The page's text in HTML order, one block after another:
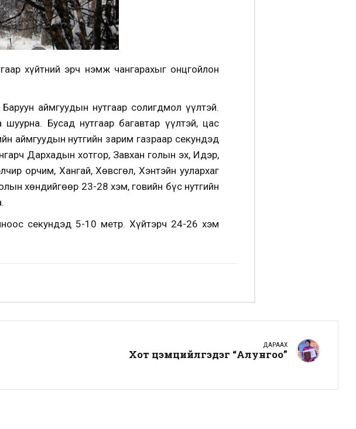
хүйтний эрч нэмж чангарахыг онцгойлон
Баруун аймгуудын нутгаар солигдмол үүлтэй.
Бусад нутгаар багавтар үүлтэй, цас
аймгуудын нутгийн зарим газраар секундэд
Дархадын хотгор, Завхан голын эх, Идэр,
орчим, Хангай, Хөвсгөл, Хэнтэйн уулархаг
хөндийгөөр 23-28 хэм, говийн бүс нутгийн
секундэд 5-10 метр. Хүйтэрч 24-26 хэм
ДАРААХ
Хот цэмцийлгэдэг “Алунгоо”